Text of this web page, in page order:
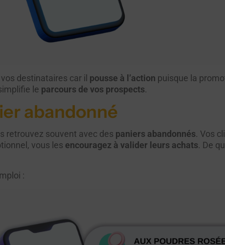
destinataires car il pousse à l’action puisque la
le parcours de vos prospects.
abandonné
retrouvez souvent avec des paniers abandonnés. Vos
vous les encouragez à valider leurs achats. De
: